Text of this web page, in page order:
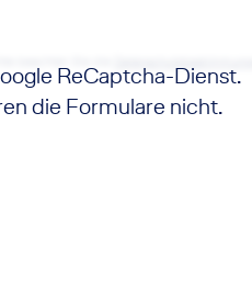
ReCaptcha-Dienst.
die Formulare nicht.
einverstanden.